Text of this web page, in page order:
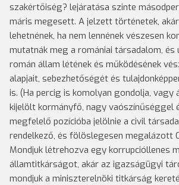
szakértőiség? lejáratása szinte
máris megesett. A jelzett történetek,
lehetnének, ha nem lennének vészesen
mutatnák meg a romániai társadalom, és
román állam létének és működésének
alapjait, sebezhetőségét és
is. (Ha percig is komolyan gondolja, vagy
kijelölt kormányfő, nagy vaószínűséggel
megfelelő pozícióba jelölnie a civil
rendelkező, és fölöslegesen megalázott
Mondjuk létrehozva egy korrupcióllenes
államtitkárságot, akár az igazságügyi
mondjuk a miniszterelnöki titkárság